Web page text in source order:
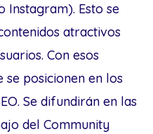
Instagram). Esto se
atractivos
Con esos
posicionen en los
Se difundirán en las
del Community